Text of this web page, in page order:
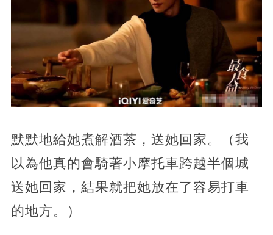
默默地給她煮解酒茶，送她回家。（我
以為他真的會騎著小摩托車跨越半個城
送她回家，結果就把她放在了容易打車
的地方。）